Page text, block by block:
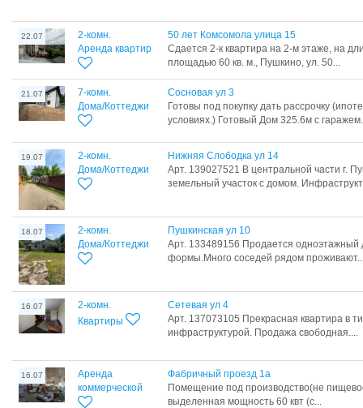
22.07
2-комн.
Аренда квартир
50 лет Комсомола улица 15
Сдается 2-к квартирa на 2-м этaже, на
площaдью 60 кв. м., Пушкино, ул. 50...
21.07
7-комн.
Дома/Коттеджи
Сосновая ул 3
Готовы под покупку дать рассрочку
условиях.) Готовый Дом 325.6м с
19.07
2-комн.
Дома/Коттеджи
Нижняя Слободка ул 14
Арт. 139027521 В центральной части г.
земельный участок с домом.
18.07
2-комн.
Дома/Коттеджи
Пушкинская ул 10
Арт. 133489156 Продается одноэтажный
формы.Много соседей рядом
16.07
2-комн.
Квартиры
Сетевая ул 4
Арт. 137073105 Прекрасная квартира в
инфраструктурой. Продажа свободная....
16.07
Аренда
коммерческой
Фабричный проезд 1а
Помещение под производство(не
выделенная мощность 60 квт (с...